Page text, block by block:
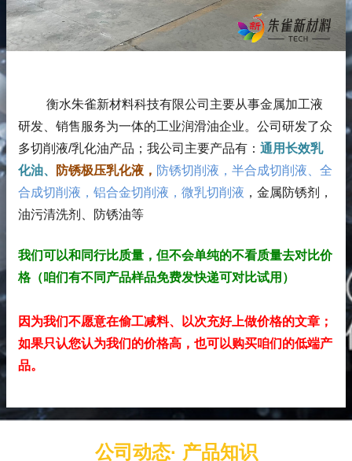
衡水朱雀新材料科技有限公司主要从事金属加工液
研发、销售服务为一体的工业润滑油企业。公司研发了众
多切削液/乳化油产品； 我公司主要产品有： 通用长效乳
化油、
防锈极压乳化液， 防锈切削液，半合成切削液、全
合成切削液，铝合金切削液，微乳切削液 ，金属防锈剂，
油污清洗剂、防锈油等
我们可以和同行比质量，但不会单纯的不看质量去对比价
格（咱们有不同产品样品免费发快递可对比试用）
因为我们不愿意在偷工减料、以次充好上做价格的文章；
如果只认您认为我们的价格高，也可以购买咱们的低端产
品。
公司动态· 产品知识